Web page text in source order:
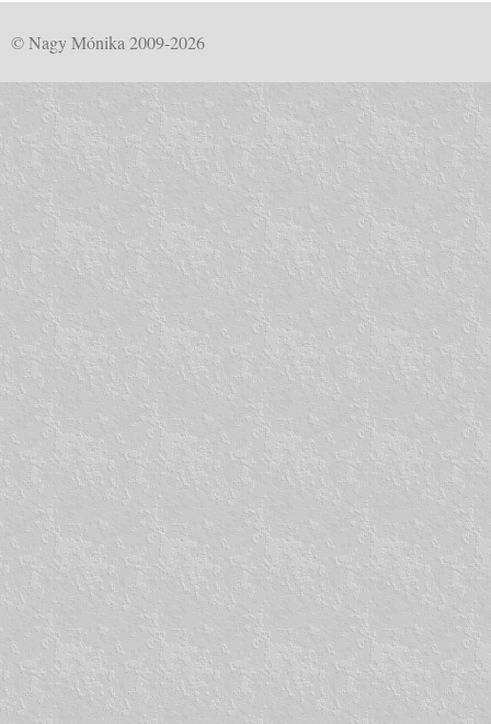
© Nagy Mónika 2009-2026